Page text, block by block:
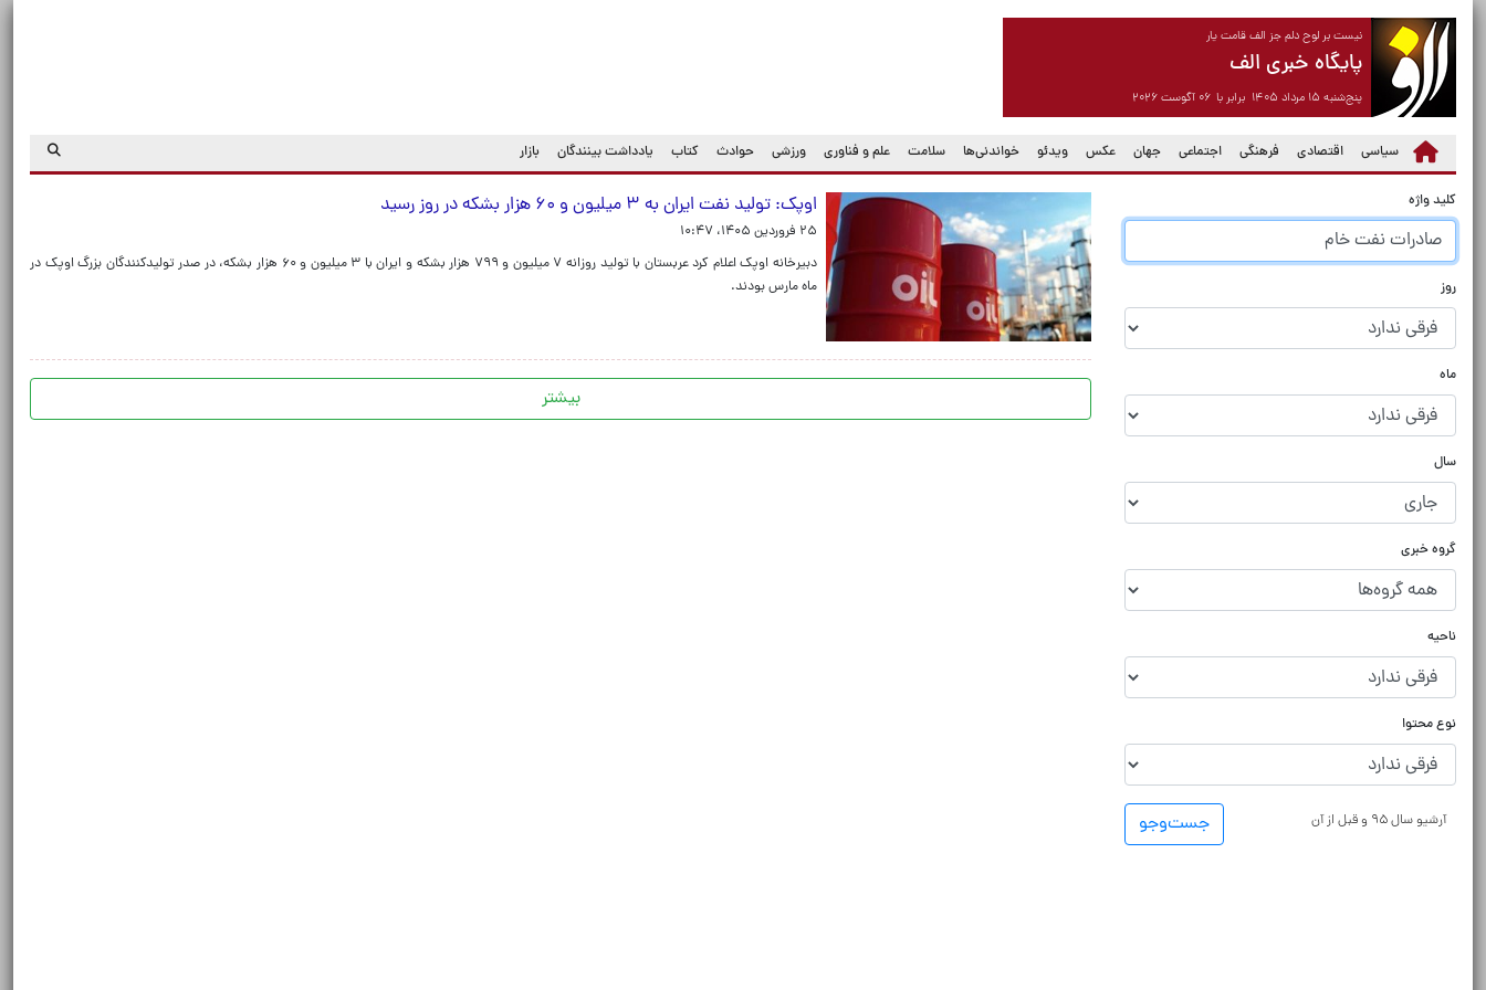
نیست بر لوح دلم جز الف قامت یار
پایگاه خبری الف
پنج‌شنبه ۱۵ مرداد ۱۴۰۵ برابر با ۰۶ آگوست ۲۰۲۶
سیاسی اقتصادی فرهنگی اجتماعی جهان عکس ویدئو خواندنی‌ها سلامت علم و فناوری ورزشی حوادث کتاب یادداشت بینندگان بازار
کلید واژه
روز
ماه
سال
گروه خبری
ناحیه
نوع محتوا
جست‌و‌جو آرشیو سال ۹۵ و قبل از آن
اوپک: تولید نفت ایران به ۳ میلیون و ۶۰ هزار بشکه در روز رسید
۲۵ فروردین ۱۴۰۵، ۱۰:۴۷
دبیرخانه اوپک اعلام کرد عربستان با تولید روزانه ۷ میلیون و ۷۹۹ هزار بشکه و ایران با ۳ میلیون و ۶۰ هزار بشکه، در صدر تولیدکنندگان بزرگ اوپک در
ماه مارس بودند.
بیشتر